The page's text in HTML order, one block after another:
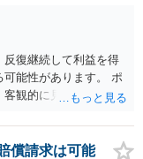
復継続して利益を得
能性があります。 ポ
客観的に見た場合、副
戒処分を受けるリス
断されてください。
償請求は可能